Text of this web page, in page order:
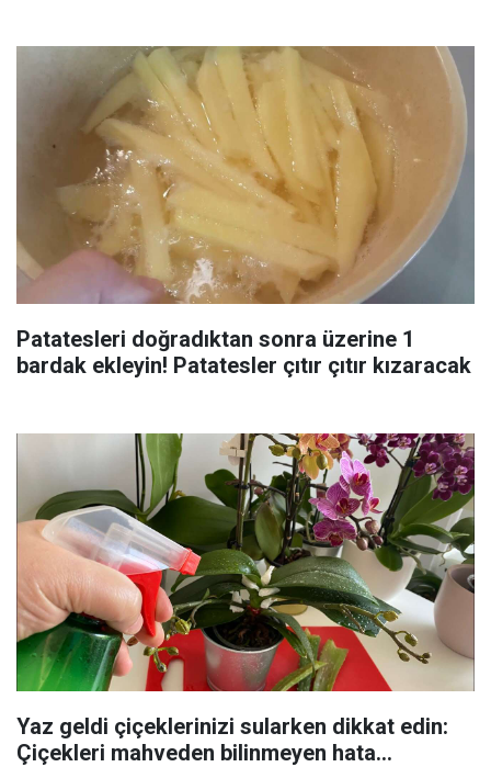
Patatesleri doğradıktan sonra üzerine 1
bardak ekleyin! Patatesler çıtır çıtır kızaracak
Yaz geldi çiçeklerinizi sularken dikkat edin:
Çiçekleri mahveden bilinmeyen hata...